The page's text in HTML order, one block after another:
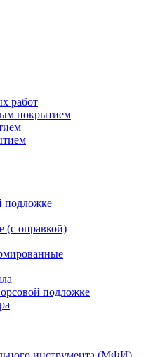
работ
покрытием
подложке
(с оправкой)
подложке